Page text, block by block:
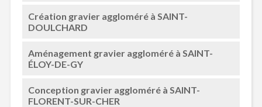
Création gravier aggloméré à SAINT-
DOULCHARD
Aménagement gravier aggloméré à SAINT-
ÉLOY-DE-GY
Conception gravier aggloméré à SAINT-
FLORENT-SUR-CHER